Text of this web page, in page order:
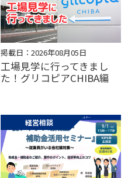
掲載日：2026年08月05日
工場見学に行ってきまし
た！グリコピアCHIBA編
経営相談